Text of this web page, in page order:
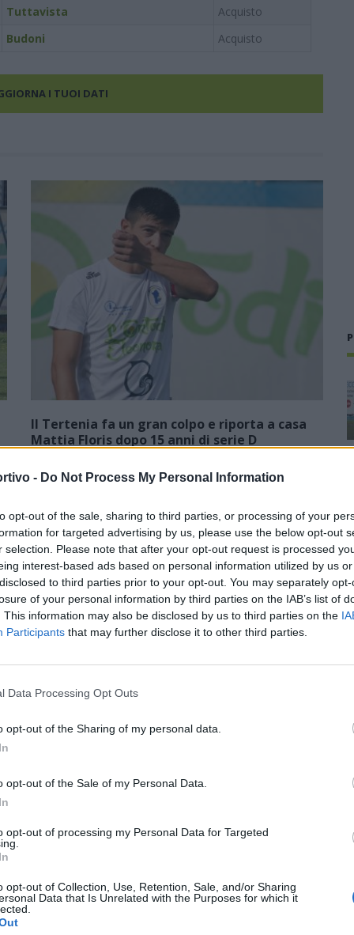
- Do Not Process My Personal Information
opt-out of the sale, sharing to third parties, or processing of your
for targeted advertising by us, please use the below opt-out
selection. Please note that after your opt-out request is processed
interest-based ads based on personal information utilized by us
to third parties prior to your opt-out. You may separately
of your personal information by third parties on the IAB’s list of
This information may also be disclosed by us to third parties on the
Participants that may further disclose it to other third parties.
Data Processing Opt Outs
opt-out of the Sharing of my personal data.
opt-out of the Sale of my Personal Data.
opt-out of processing my Personal Data for Targeted
opt-out of Collection, Use, Retention, Sale, and/or Sharing
Data that Is Unrelated with the Purposes for which it
Tuttavista
Acquisto
Budoni Acquisto
I TUOI DATI
Il Tertenia fa un gran colpo e riporta a casa
Mattia Floris dopo 15 anni di serie D
campagna acquisti del Tertenia è senz'altro faraonica per la
categoria e l'ultimo colpo degli ogliastrini fa rumore perché a
rinforzare la…
Il Pirri si riaffida alle mani esperte di
Busanca: «Ė il ritorno a una storia
d’amore rimasta solo in pausa»
2 Giu 2026
de s'Antiochense s'ant a isfidai in sa
campionau de sa Promotzioni
L'Antiochense all'atto finale, Piras: «Il
26 Mag 2026
e Fonni, la finalissima è loro